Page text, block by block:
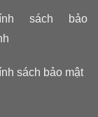
sách bảo
sách bảo mật